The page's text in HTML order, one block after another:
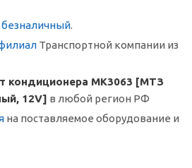
.
Транспортной компании из
кондиционера МК3063 [МТЗ
12V] в любой регион РФ
на поставляемое оборудование и